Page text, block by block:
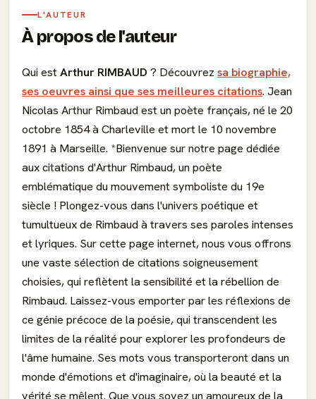
L'AUTEUR
À propos de l'auteur
Qui estArthur RIMBAUD ? Découvrez sa biographie,
ses oeuvres ainsi que ses meilleures citations. Jean
Nicolas Arthur Rimbaud est un poète français, né le 20
octobre 1854 à Charleville et mort le 10 novembre
1891 à Marseille. *Bienvenue sur notre page dédiée
aux citations d'Arthur Rimbaud, un poète
emblématique du mouvement symboliste du 19e
siècle ! Plongez-vous dans l'univers poétique et
tumultueux de Rimbaud à travers ses paroles intenses
et lyriques. Sur cette page internet, nous vous offrons
une vaste sélection de citations soigneusement
choisies, qui reflètent la sensibilité et la rébellion de
Rimbaud. Laissez-vous emporter par les réflexions de
ce génie précoce de la poésie, qui transcendent les
limites de la réalité pour explorer les profondeurs de
l'âme humaine. Ses mots vous transporteront dans un
monde d'émotions et d'imaginaire, où la beauté et la
vérité se mêlent. Que vous soyez un amoureux de la